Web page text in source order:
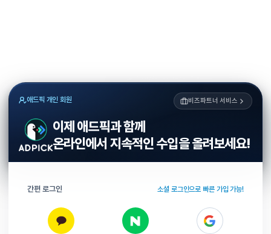
애드픽 개인 회원 비즈파트너 서비스
이제 애드픽과 함께
온라인에서 지속적인 수입을 올려보세요!
간편 로그인 소셜 로그인으로 빠른 가입 가능!